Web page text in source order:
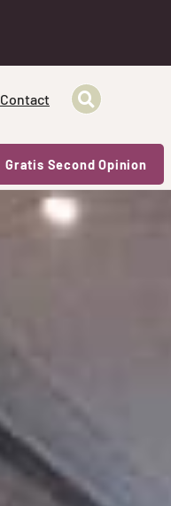
Contact
Gratis Second Opinion